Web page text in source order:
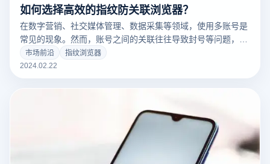
如何选择高效的指纹防关联浏览器？
在数字营销、社交媒体管理、数据采集等领域，使用多账号是
常见的现象。然而，账号之间的关联往往导致封号等问题，这
就需要使用指纹防关联浏览器来解决。指纹防关联浏览器通过
为每个账号创建独特的浏览器环境和指纹，有效地防止账号之
市场前沿
指纹浏览器
2024.02.22